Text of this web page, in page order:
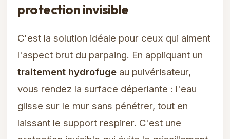
protection invisible
C'est la solution idéale pour ceux qui aiment
l'aspect brut du parpaing. En appliquant un
traitement hydrofuge au pulvérisateur,
vous rendez la surface déperlante : l'eau
glisse sur le mur sans pénétrer, tout en
laissant le support respirer. C'est une